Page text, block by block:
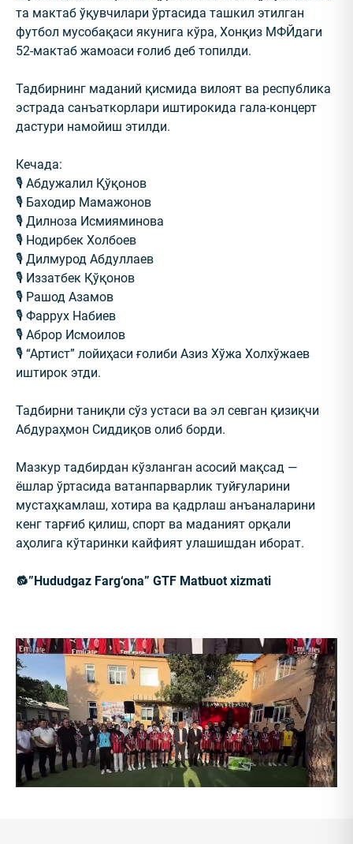
та мактаб ўқувчилари ўртасида ташкил этилган
футбол мусобақаси якунига кўра, Хонқиз МФЙдаги
52-мактаб жамоаси ғолиб деб топилди.
Тадбирнинг маданий қисмида вилоят ва республика
эстрада санъаткорлари иштирокида гала-концерт
дастури намойиш этилди.
Кечада:
🎙 Абдужалил Қўқонов
🎙 Баходир Мамажонов
🎙 Дилноза Исмияминова
🎙 Нодирбек Холбоев
🎙 Дилмурод Абдуллаев
🎙 Иззатбек Қўқонов
🎙 Рашод Азамов
🎙 Фаррух Набиев
🎙 Аброр Исмоилов
🎙 “Артист” лойиҳаси ғолиби Азиз Хўжа Холхўжаев
иштирок этди.
Тадбирни таниқли сўз устаси ва эл севган қизиқчи
Абдураҳмон Сиддиқов олиб борди.
Мазкур тадбирдан кўзланган асосий мақсад —
ёшлар ўртасида ватанпарварлик туйғуларини
мустаҳкамлаш, хотира ва қадрлаш анъаналарини
кенг тарғиб қилиш, спорт ва маданият орқали
аҳолига кўтаринки кайфият улашишдан иборат.
🔂”Hududgaz Farg‘ona” GTF Matbuot xizmati